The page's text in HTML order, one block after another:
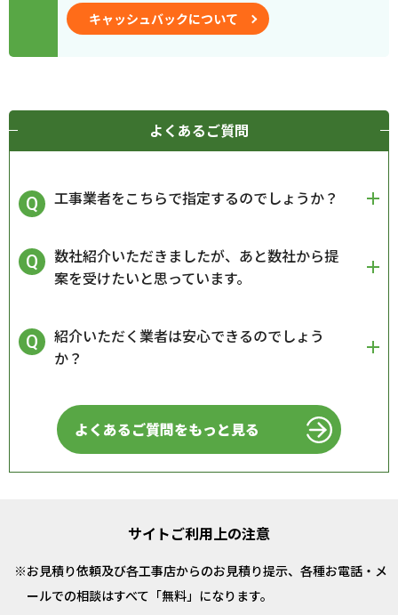
キャッシュバックについて
よくあるご質問
工事業者をこちらで指定するのでしょうか？
数社紹介いただきましたが、あと数社から提
案を受けたいと思っています。
紹介いただく業者は安心できるのでしょう
か？
よくあるご質問をもっと見る
サイトご利用上の注意
お見積り依頼及び各工事店からのお見積り提示、各種お電話・メ
ールでの相談はすべて「無料」になります。